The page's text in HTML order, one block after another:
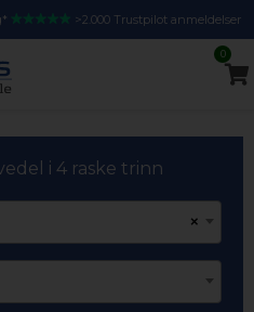
>2.000 Trustpilot anmeldelser
0
i 4 raske trinn
×